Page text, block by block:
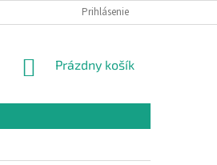
AKO NAKUPOVAŤ
Prihlásenie
NÁKUPNÝ
Prázdny košík